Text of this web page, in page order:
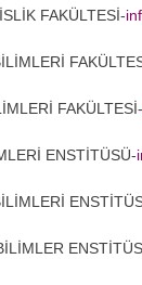
FAKÜLTESİ-
FAKÜLTESİ-
ENSTİTÜSÜ-